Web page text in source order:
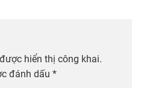
hiển thị công khai.
đánh dấu *